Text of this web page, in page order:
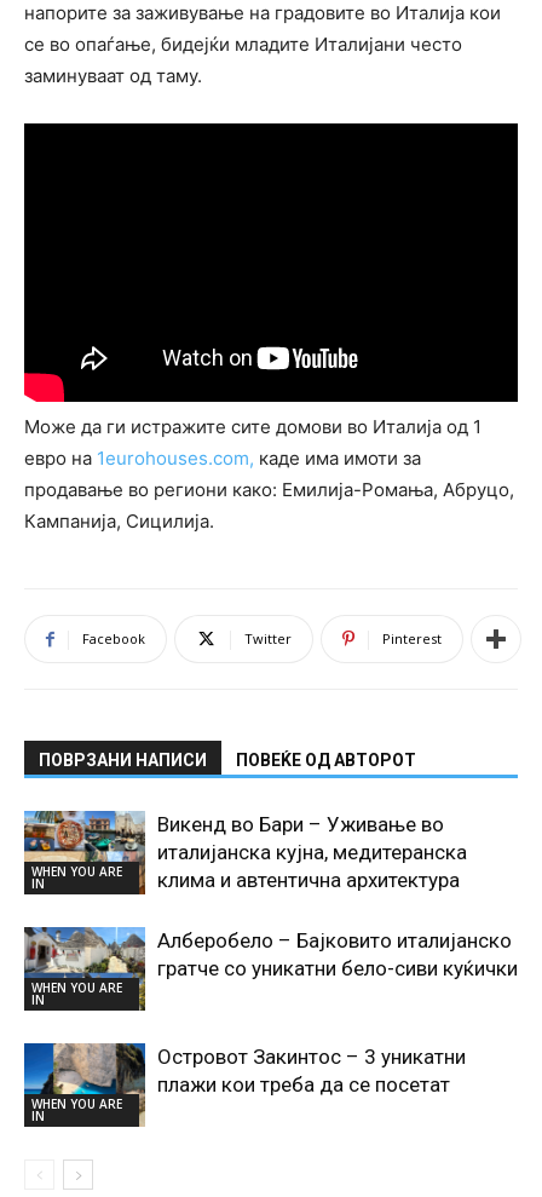
напорите за заживување на градовите во Италија кои
се во опаѓање, бидејќи младите Италијани често
заминуваат од таму.
Може да ги истражите сите домови во Италија од 1
евро на 1eurohouses.com, каде има имоти за
продавање во региони како: Емилија-Ромања, Абруцо,
Кампанија, Сицилија.
Facebook Twitter Pinterest
ПОВРЗАНИ НАПИСИ ПОВЕЌЕ ОД АВТОРОТ
WHEN YOU ARE
IN
Викенд во Бари – Уживање во
италијанска кујна, медитеранска
клима и автентична архитектура
WHEN YOU ARE
IN
Алберобело – Бајковито италијанско
гратче со уникатни бело-сиви куќички
WHEN YOU ARE
IN
Островот Закинтос – 3 уникатни
плажи кои треба да се посетат